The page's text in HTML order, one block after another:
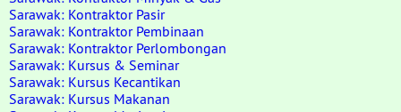
Sarawak: Kontraktor Pasir
Sarawak: Kontraktor Pembinaan
Sarawak: Kontraktor Perlombongan
Sarawak: Kursus & Seminar
Sarawak: Kursus Kecantikan
Sarawak: Kursus Makanan